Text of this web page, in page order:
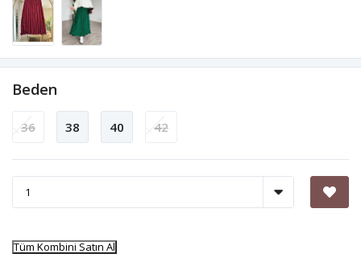
Beden
36 38 40 42
Tüm Kombini Satın Al